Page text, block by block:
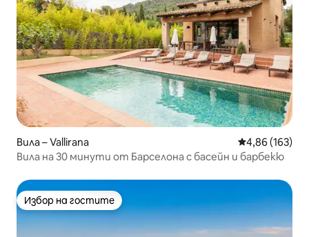
Вила – Vallirana Средна
4,86 (163)
Вила на 30 минути от Барселона с басейн и барбекю
Избор на гостите
Избор на гостите